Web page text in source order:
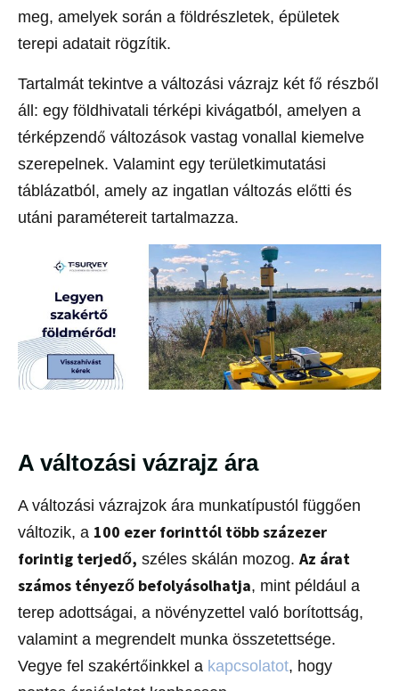
meg, amelyek során a földrészletek, épületek
terepi adatait rögzítik.
Tartalmát tekintve a változási vázrajz két fő részből
áll: egy földhivatali térképi kivágatból, amelyen a
térképzendő változások vastag vonallal kiemelve
szerepelnek. Valamint egy területkimutatási
táblázatból, amely az ingatlan változás előtti és
utáni paramétereit tartalmazza.
A változási vázrajz ára
A változási vázrajzok ára munkatípustól függően
változik, a 100 ezer forinttól több százezer
forintig terjedő, széles skálán mozog. Az árat
számos tényező befolyásolhatja, mint például a
terep adottságai, a növényzettel való borítottság,
valamint a megrendelt munka összetettsége.
Vegye fel szakértőinkkel a kapcsolatot, hogy